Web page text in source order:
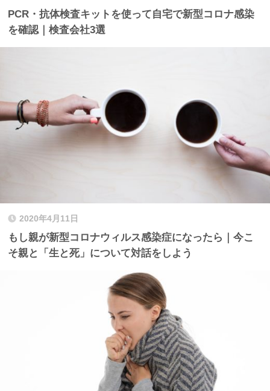
PCR・抗体検査キットを使って自宅で新型コロナ感染
を確認｜検査会社3選
2020年4月11日
もし親が新型コロナウィルス感染症になったら｜今こ
そ親と「生と死」について対話をしよう